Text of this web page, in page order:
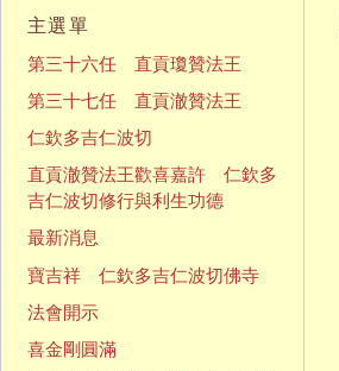
主選單
第三十六任 直貢瓊贊法王
第三十七任 直貢澈贊法王
仁欽多吉仁波切
直貢澈贊法王歡喜嘉許 仁欽多
吉仁波切修行與利生功德
最新消息
寶吉祥 仁欽多吉仁波切佛寺
法會開示
喜金剛圓滿